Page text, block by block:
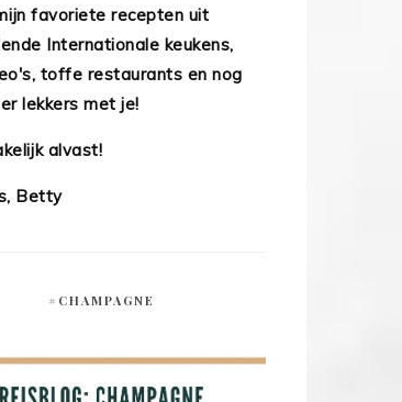
favoriete recepten uit
Internationale keukens,
toffe restaurants en nog
lekkers met je!
alvast!
Betty
#CHAMPAGNE